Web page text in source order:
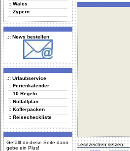
:: Wales
:: Zypern
.:: News bestellen
.:: Urlaubservice
:: Ferienkalender
:: 10 Regeln
:: Notfallplan
:: Kofferpacken
:: Reisecheckliste
Gefällt dir diese Seite dann
gebe ein Plus!
Lesezeichen setzen: